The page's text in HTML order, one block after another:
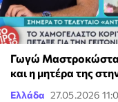
Γωγώ Μαστροκώστα:
και η μητέρα της
Ελλάδα 27.05.2026